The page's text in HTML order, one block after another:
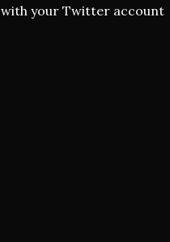
with your Twitter account